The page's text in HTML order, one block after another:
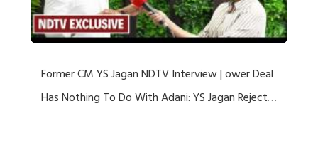
Former CM YS Jagan NDTV Interview | ower Deal
Has Nothing To Do With Adani: YS Jagan Rejects